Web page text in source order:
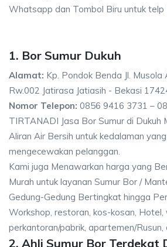
Whatsapp dan Tombol Biru untuk telp
1. Bor Sumur Dukuh
Alamat: Kp. Pondok Benda Jl. Musola
Rw.002 Jatirasa Jatiasih - Bekasi
Nomor Telepon: 0856 9416 3731 –
TIRTANADI Jasa Bor Sumur di Dukuh
Aliran Air Bersih untuk kedalaman
mengecewakan pelanggan.
Kami juga Menawarkan harga yang
Murah untuk layanan Sumur Bor /
Gedung-Gedung Bertingkat hingga
Workshop, restoran, kos-kosan, Hotel,
perkantoran/pabrik, apartemen/Rusun,
2. Ahli Sumur Bor Terdekat